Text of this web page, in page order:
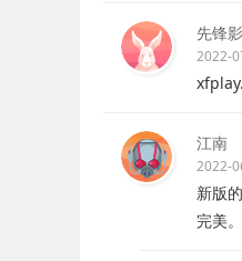
先锋
2022-
江南
2022-
新版
完美